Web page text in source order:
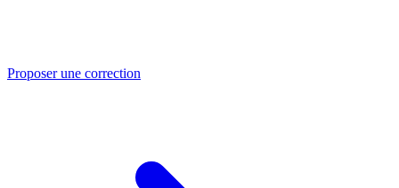
Proposer une correction